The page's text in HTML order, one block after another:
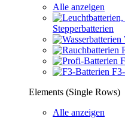
Alle anzeigen
Stepperbatterien
Elements (Single Rows)
Alle anzeigen